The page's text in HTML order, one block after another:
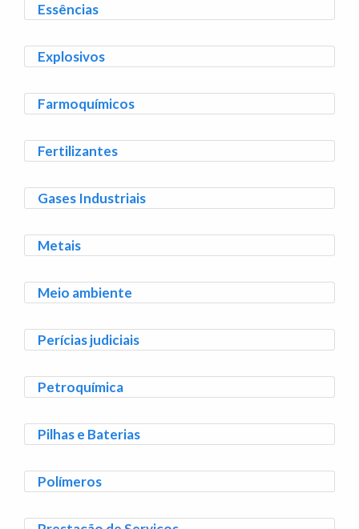
Essências
Explosivos
Farmoquímicos
Fertilizantes
Gases Industriais
Metais
Meio ambiente
Perícias judiciais
Petroquímica
Pilhas e Baterias
Polímeros